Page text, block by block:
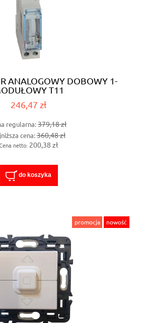
ANALOGOWY DOBOWY 1-
T11
246,47 zł
regularna:379,18 zł
cena:360,48 zł
netto: 200,38 zł
do koszyka
promocja nowość